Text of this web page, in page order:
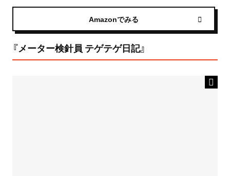
Amazonでみる
『メーター検針員 テゲテゲ日記』